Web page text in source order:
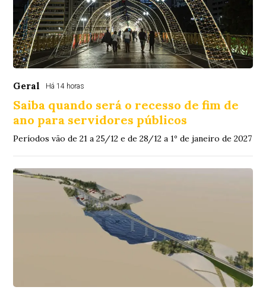
Geral Há 14 horas
Saiba quando será o recesso de fim de
ano para servidores públicos
Períodos vão de 21 a 25/12 e de 28/12 a 1º de janeiro de 2027